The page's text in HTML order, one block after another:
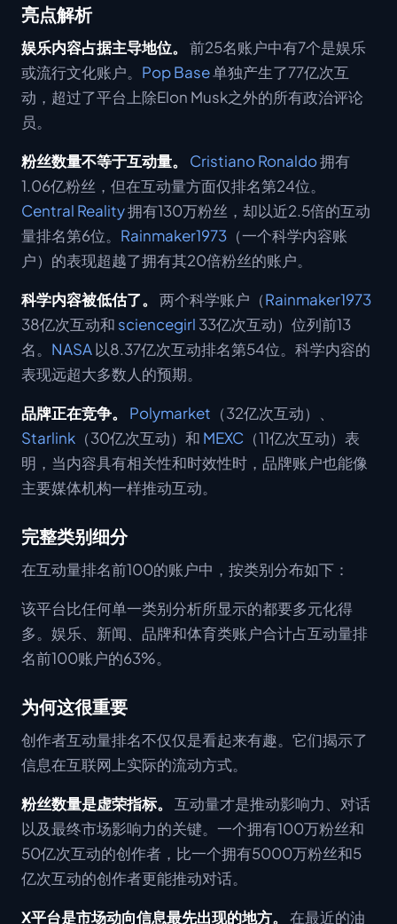
亮点解析
娱乐内容占据主导地位。
前25名账户中有7个是娱乐
或流行文化账户。 Pop Base单独产生了77亿次互
动，超过了平台上除Elon Musk之外的所有政治评论
员。
粉丝数量不等于互动量。
Cristiano Ronaldo拥有
1.06亿粉丝，但在互动量方面仅排名第24位。
Central Reality拥有130万粉丝，却以近2.5倍的互动
量排名第6位。 Rainmaker1973 （一个科学内容账
户）的表现超越了拥有其20倍粉丝的账户。
科学内容被低估了。
两个科学账户（Rainmaker1973
38亿次互动和 sciencegirl 33亿次互动）位列前13
名。 NASA以8.37亿次互动排名第54位。科学内容的
表现远超大多数人的预期。
品牌正在竞争。
Polymarket （32亿次互动）、
Starlink （30亿次互动）和 MEXC （11亿次互动）表
明，当内容具有相关性和时效性时，品牌账户也能像
主要媒体机构一样推动互动。
完整类别细分
在互动量排名前100的账户中，按类别分布如下：
该平台比任何单一类别分析所显示的都要多元化得
多。娱乐、新闻、品牌和体育类账户合计占互动量排
名前100账户的63%。
为何这很重要
创作者互动量排名不仅仅是看起来有趣。它们揭示了
信息在互联网上实际的流动方式。
粉丝数量是虚荣指标。
互动量才是推动影响力、对话
以及最终市场影响力的关键。一个拥有100万粉丝和
50亿次互动的创作者，比一个拥有5000万粉丝和5
亿次互动的创作者更能推动对话。
X平台是市场动向信息最先出现的地方。
在最近的油